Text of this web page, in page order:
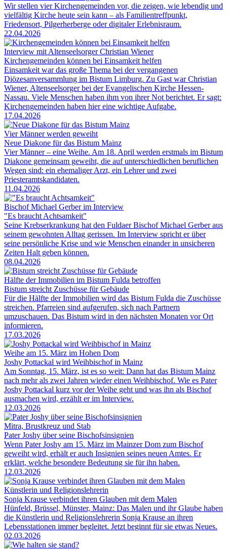
Wir stellen vier Kirchengemeinden vor, die zeigen, wie lebendig und
vielfältig Kirche heute sein kann – als Familientreffpunkt,
Friedensort, Pilgerherberge oder digitaler Erlebnisraum.
22.04.2026
Interview mit Altenseelsorger Christian Wiener
Kirchengemeinden können bei Einsamkeit helfen
Einsamkeit war das große Thema bei der vergangenen
Diözesanversammlung im Bistum Limburg. Zu Gast war Christian
Wiener, Altenseelsorger bei der Evangelischen Kirche Hessen-
Nassau. Viele Menschen haben ihm von ihrer Not berichtet. Er sagt:
Kirchengemeinden haben hier eine wichtige Aufgabe.
17.04.2026
Vier Männer werden geweiht
Neue Diakone für das Bistum Mainz
Vier Männer – eine Weihe. Am 18. April werden erstmals im Bistum
Diakone gemeinsam geweiht, die auf unterschiedlichen beruflichen
Wegen sind: ein ehemaliger Arzt, ein Lehrer und zwei
Priesteramtskandidaten.
11.04.2026
Bischof Michael Gerber im Interview
"Es braucht Achtsamkeit"
Seine Krebserkrankung hat den Fuldaer Bischof Michael Gerber aus
seinem gewohnten Alltag gerissen. Im Interview spricht er über
seine persönliche Krise und wie Menschen einander in unsicheren
Zeiten Halt geben können.
08.04.2026
Hälfte der Immobilien im Bistum Fulda betroffen
Bistum streicht Zuschüsse für Gebäude
Für die Hälfte der Immobilien wird das Bistum Fulda die Zuschüsse
streichen. Pfarreien sind aufgerufen, sich nach Partnern
umzuschauen. Das Bistum wird in den nächsten Monaten vor Ort
informieren.
17.03.2026
Weihe am 15. März im Hohen Dom
Joshy Pottackal wird Weihbischof in Mainz
Am Sonntag, 15. März, ist es so weit: Dann hat das Bistum Mainz
nach mehr als zwei Jahren wieder einen Weihbischof. Wie es Pater
Joshy Pottackal kurz vor der Weihe geht und was ihn als Bischof
ausmachen wird, erzählt er im Interview.
12.03.2026
Mitra, Brustkreuz und Stab
Pater Joshy über seine Bischofsinsignien
Wenn Pater Joshy am 15. März im Mainzer Dom zum Bischof
geweiht wird, erhält er auch Insignien seines neuen Amtes. Er
erklärt, welche besondere Bedeutung sie für ihn haben.
12.03.2026
Künstlerin und Religionslehrerin
Sonja Krause verbindet ihren Glauben mit dem Malen
Hünfeld, Brüssel, Münster, Mainz: Das Malen und ihr Glaube haben
die Künstlerin und Religionslehrerin Sonja Krause an ihren
Lebensstationen immer begleitet. Jetzt beginnt für sie etwas Neues.
02.03.2026